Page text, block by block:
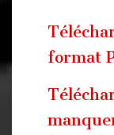
format